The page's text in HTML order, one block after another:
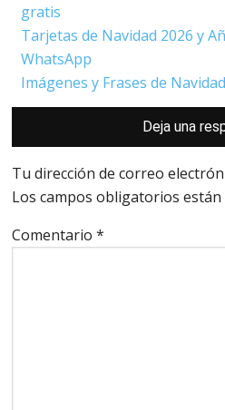
gratis
Tarjetas de Navidad 2026 y
WhatsApp
Imágenes y Frases de
los
lectores
Deja una
Tu dirección de correo
Los campos obligatorios
Comentario*